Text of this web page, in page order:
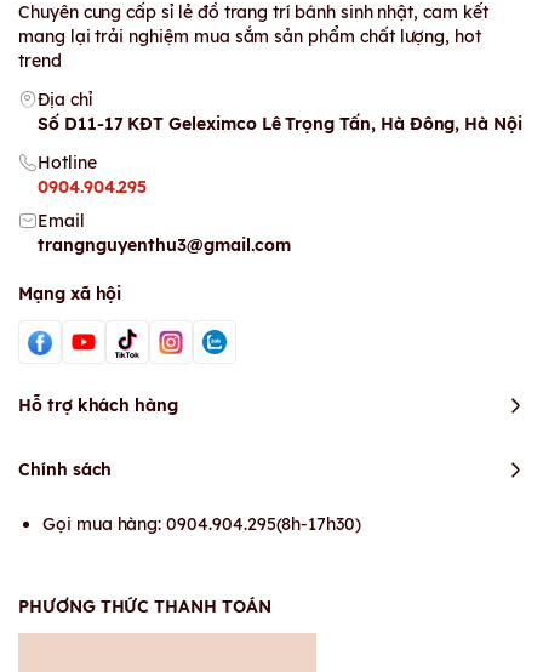
Chuyên cung cấp sỉ lẻ đồ trang trí bánh sinh nhật, cam kết
mang lại trải nghiệm mua sắm sản phẩm chất lượng, hot
trend
Địa chỉ
Số D11-17 KĐT Geleximco Lê Trọng Tấn, Hà Đông, Hà Nội
Hotline
0904.904.295
Email
trangnguyenthu3@gmail.com
Mạng xã hội
Hỗ trợ khách hàng
Chính sách
Gọi mua hàng: 0904.904.295(8h-17h30)
PHƯƠNG THỨC THANH TOÁN